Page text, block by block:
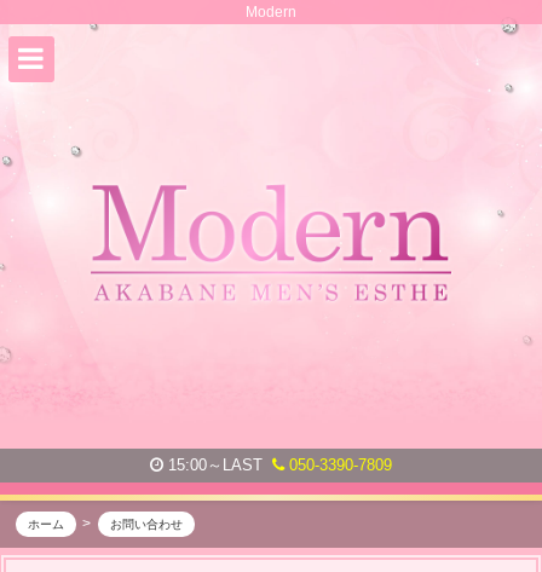
Modern
15:00～LAST 050-3390-7809
ホーム お問い合わせ